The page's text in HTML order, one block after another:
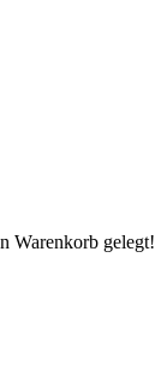
Warenkorb gelegt!